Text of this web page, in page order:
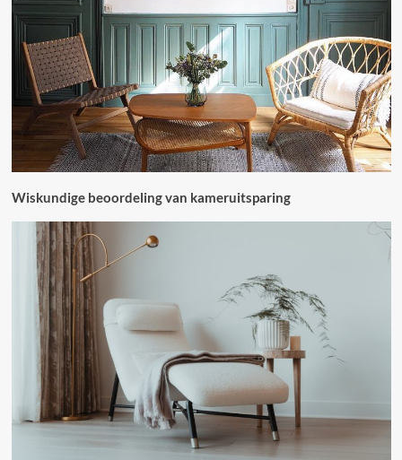
Wiskundige beoordeling van kameruitsparing